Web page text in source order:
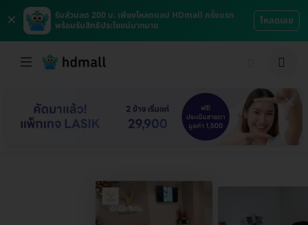
×
รับส่วนลด 200 บ. เพียงโหลดแอป HDmall ครั้งแรก
พร้อมรับสิทธิประโยชน์มากมาย
โหลดเลย